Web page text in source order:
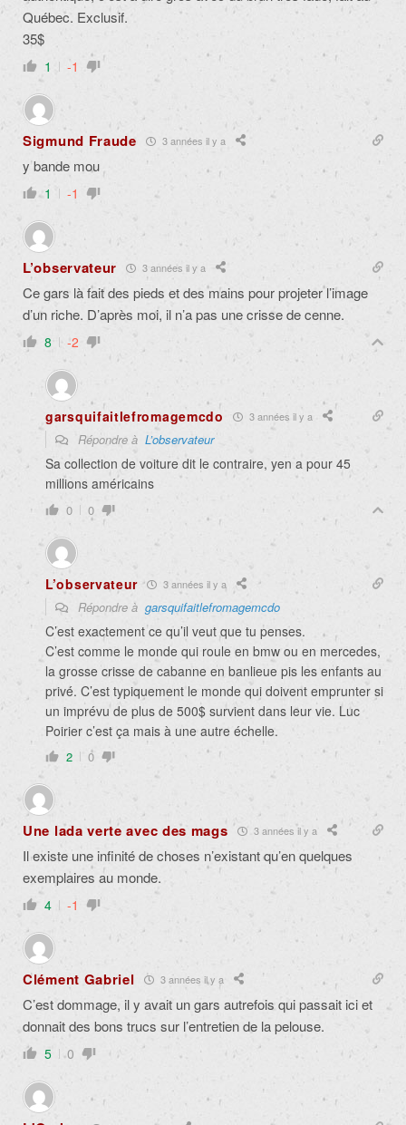
Québec. Exclusif.
35$
1 -1
Sigmund Fraude 3 années il y a
y bande mou
1 -1
L’observateur 3 années il y a
Ce gars là fait des pieds et des mains pour projeter l’image
d’un riche. D’après moi, il n’a pas une crisse de cenne.
8 -2
garsquifaitlefromagemcdo 3 années il y a
Répondre à L’observateur
Sa collection de voiture dit le contraire, yen a pour 45
millions américains
0 0
L’observateur 3 années il y a
Répondre à garsquifaitlefromagemcdo
C’est exactement ce qu’il veut que tu penses.
C’est comme le monde qui roule en bmw ou en mercedes,
la grosse crisse de cabanne en banlieue pis les enfants au
privé. C’est typiquement le monde qui doivent emprunter si
un imprévu de plus de 500$ survient dans leur vie. Luc
Poirier c’est ça mais à une autre échelle.
2 0
Une lada verte avec des mags 3 années il y a
Il existe une infinité de choses n’existant qu’en quelques
exemplaires au monde.
4 -1
Clément Gabriel 3 années il y a
C’est dommage, il y avait un gars autrefois qui passait ici et
donnait des bons trucs sur l’entretien de la pelouse.
5 0